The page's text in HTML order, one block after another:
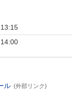
13:15
14:00
ル (外部リンク)